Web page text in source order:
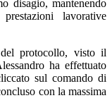
disagio, mantenendo
lavorative
protocollo, visto il
ha effettuato
sul comando di
con la massima